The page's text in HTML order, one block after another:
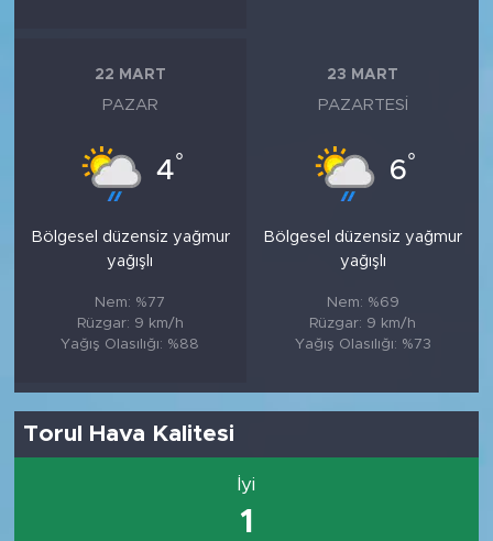
22 MART
PAZAR
4°
Bölgesel düzensiz yağmur
yağışlı
Nem: %77
Rüzgar: 9 km/h
Yağış Olasılığı: %88
23 MART
PAZARTESI
6°
Bölgesel düzensiz yağmur
yağışlı
Nem: %69
Rüzgar: 9 km/h
Yağış Olasılığı: %73
Torul Hava Kalitesi
İyi
1